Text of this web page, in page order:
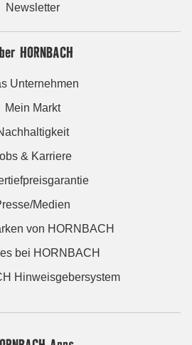
Newsletter
HORNBACH
Unternehmen
Mein Markt
& Karriere
Medien
von HORNBACH
bei HORNBACH
Hinweisgebersystem